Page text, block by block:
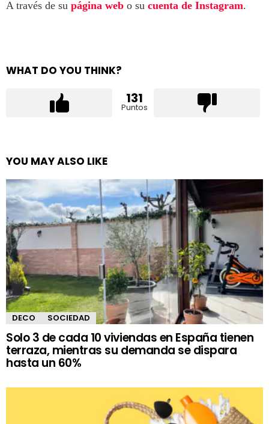
A través de su página web o su cuenta de Instagram.
WHAT DO YOU THINK?
131
Puntos
YOU MAY ALSO LIKE
DECO SOCIEDAD
Solo 3 de cada 10 viviendas en España tienen
terraza, mientras su demanda se dispara
hasta un 60%